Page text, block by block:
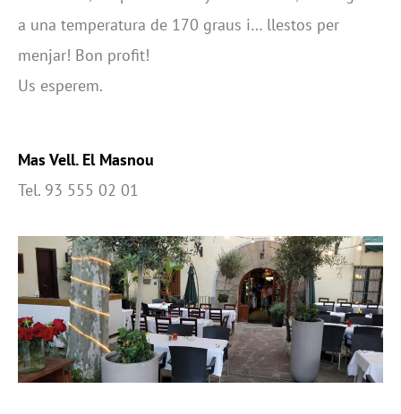
a una temperatura de 170 graus i… llestos per
menjar! Bon profit!
Us esperem.
Mas Vell. El Masnou
Tel. 93 555 02 01